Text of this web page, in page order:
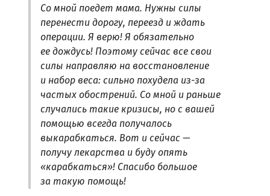
Со мной поедет мама. Нужны силы
перенести дорогу, переезд и ждать
операции. Я верю! Я обязательно
ее дождусь! Поэтому сейчас все свои
силы направляю на восстановление
и набор веса: сильно похудела из-за
частых обострений. Со мной и раньше
случались такие кризисы, но с вашей
помощью всегда получалось
выкарабкаться. Вот и сейчас —
получу лекарства и буду опять
«карабкаться»! Спасибо большое
за такую помощь!